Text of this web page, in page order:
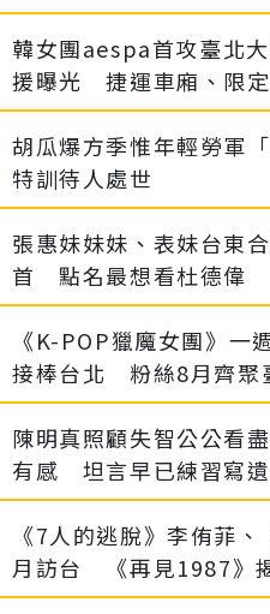
韓女團aespa首攻臺北
援曝光 捷運車廂、限
胡瓜爆方季惟年輕勞軍
特訓待人處世
張惠妹妹妹、表妹台東
首 點名最想看杜德偉
《K-POP獵魔女團》一
接棒台北 粉絲8月齊聚
陳明真照顧失智公公看
有感 坦言早已練習寫
《7人的逃脫》李侑菲
月訪台 《再見1987》